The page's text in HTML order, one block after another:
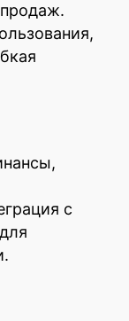
с